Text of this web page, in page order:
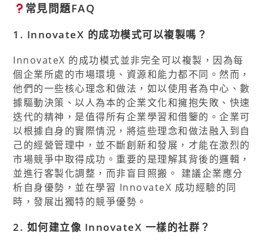
常見問題FAQ
1. InnovateX 的成功模式可以複製嗎？
InnovateX 的成功模式並非完全可以複製，因為每
個企業所處的市場環境、資源和能力都不同。然而，
他們的一些核心理念和做法，如以使用者為中心、數
據驅動決策、以人為本的企業文化和擁抱失敗、快速
迭代的精神，是值得所有企業學習和借鑒的。企業可
以根據自身的實際情況，將這些理念和做法融入到自
己的經營管理中，並不斷創新和發展，才能在激烈的
市場競爭中取得成功。重要的是理解其背後的邏輯，
並進行客製化調整，而非盲目照搬。 建議企業應分
析自身優勢，並在學習 InnovateX 成功經驗的同
時，發展出獨特的競爭優勢。
2. 如何建立像 InnovateX 一樣的社群？